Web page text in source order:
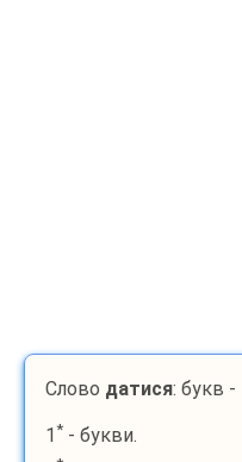
Слово датися: букв -
1 * - букви.